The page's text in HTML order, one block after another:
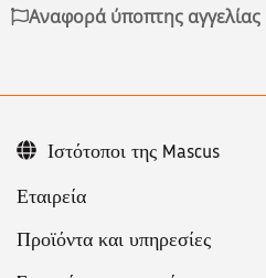
Αναφορά ύποπτης αγγελίας
Εταιρεία
Προϊόντα και υπηρεσίες
Ιστότοποι της Mascus